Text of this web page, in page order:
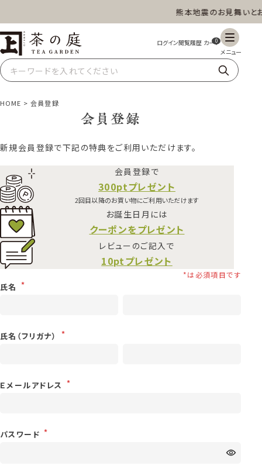
熊本地震のお見舞いと
茶の庭オンラインショップ 0
ギフト 特上高級茶 深蒸し茶 水出し茶
スイーツ 雑貨 業務用
HOME 会員登録
会員登録
新規会員登録で下記の特典をご利用いただけます。
会員登録で
300ptプレゼント
2回目以降のお買い物にご利用いただけます
お誕生日月には
クーポンをプレゼント
レビューのご記入で
10ptプレゼント
氏名
氏名（フリガナ）
Ｅメールアドレス
パスワード